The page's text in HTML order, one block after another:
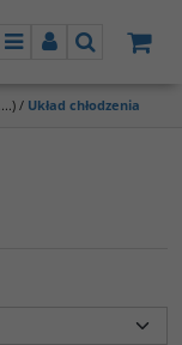
MenuPanelSzukaj
/ Układ chłodzenia